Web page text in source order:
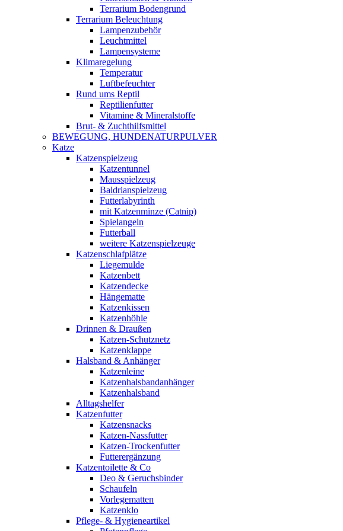
Terrarium Bodengrund
Terrarium Beleuchtung
Lampenzubehör
Leuchtmittel
Lampensysteme
Klimaregelung
Temperatur
Luftbefeuchter
Rund ums Reptil
Reptilienfutter
Vitamine & Mineralstoffe
Brut- & Zuchthilfsmittel
BEWEGUNG, HUNDENATURPULVER
Katze
Katzenspielzeug
Katzentunnel
Mausspielzeug
Baldrianspielzeug
Futterlabyrinth
mit Katzenminze (Catnip)
Spielangeln
Futterball
weitere Katzenspielzeuge
Katzenschlafplätze
Liegemulde
Katzenbett
Katzendecke
Hängematte
Katzenkissen
Katzenhöhle
Drinnen & Draußen
Katzen-Schutznetz
Katzenklappe
Halsband & Anhänger
Katzenleine
Katzenhalsbandanhänger
Katzenhalsband
Alltagshelfer
Katzenfutter
Katzensnacks
Katzen-Nassfutter
Katzen-Trockenfutter
Futterergänzung
Katzentoilette & Co
Deo & Geruchsbinder
Schaufeln
Vorlegematten
Katzenklo
Pflege- & Hygieneartikel